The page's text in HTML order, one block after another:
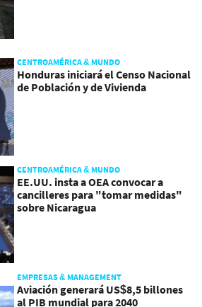
CENTROAMÉRICA & MUNDO
Honduras iniciará el Censo Nacional
de Población y de Vivienda
CENTROAMÉRICA & MUNDO
EE.UU. insta a OEA convocar a
cancilleres para "tomar medidas"
sobre Nicaragua
EMPRESAS & MANAGEMENT
Aviación generará US$8,5 billones
al PIB mundial para 2040